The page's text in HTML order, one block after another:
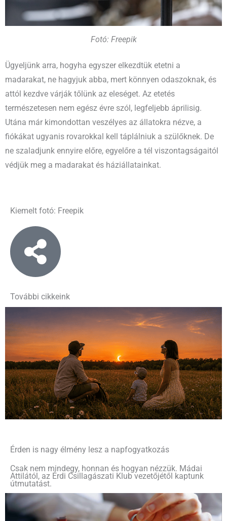
Fotó: Freepik
Ügyeljünk arra, hogyha egyszer elkezdtük etetni a
madarakat, ne hagyjuk abba, mert könnyen odaszoknak, és
attól kezdve várják tőlünk az eleséget. Az etetés
természetesen nem egész évre szól, legfeljebb áprilisig.
Utána már kimondottan veszélyes az állatokra nézve, a
fiókákat ugyanis rovarokkal kell táplálniuk a szülőknek. De
ne szaladjunk ennyire előre, egyelőre a tél viszontagságaitól
védjük meg a madarakat és háziállatainkat.
Kiemelt fotó: Freepik
További cikkeink
Érden is nagy élmény lesz a napfogyatkozás
Csak nem mindegy, honnan és hogyan nézzük. Mádai
Attilától, az Érdi Csillagászati Klub vezetőjétől kaptunk
útmutatást.